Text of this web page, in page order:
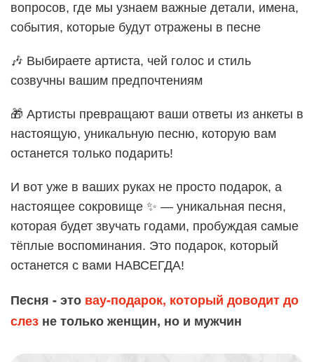
вопросов, где мы узнаем важные детали, имена,
события, которые будут отражены в песне
🎶 Выбираете артиста, чей голос и стиль
созвучны вашим предпочтениям
🎁 Артисты превращают ваши ответы из анкеты в
настоящую, уникальную песню, которую вам
останется только подарить!
И вот уже в ваших руках не просто подарок, а
настоящее сокровище ✨ — уникальная песня,
которая будет звучать годами, пробуждая самые
тёплые воспоминания. Это подарок, который
останется с вами НАВСЕГДА!
Песня - это вау-подарок, который доводит до
слез не только женщин, но и мужчин